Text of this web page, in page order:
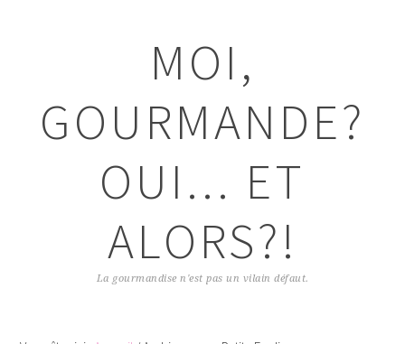
principale
MOI,
GOURMANDE?
OUI... ET
ALORS?!
La gourmandise n'est pas un vilain défaut.